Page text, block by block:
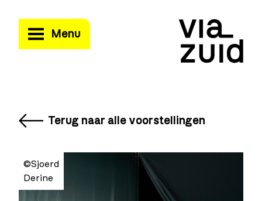
Menu
Terug naar alle voorstellingen
©Sjoerd
Derine